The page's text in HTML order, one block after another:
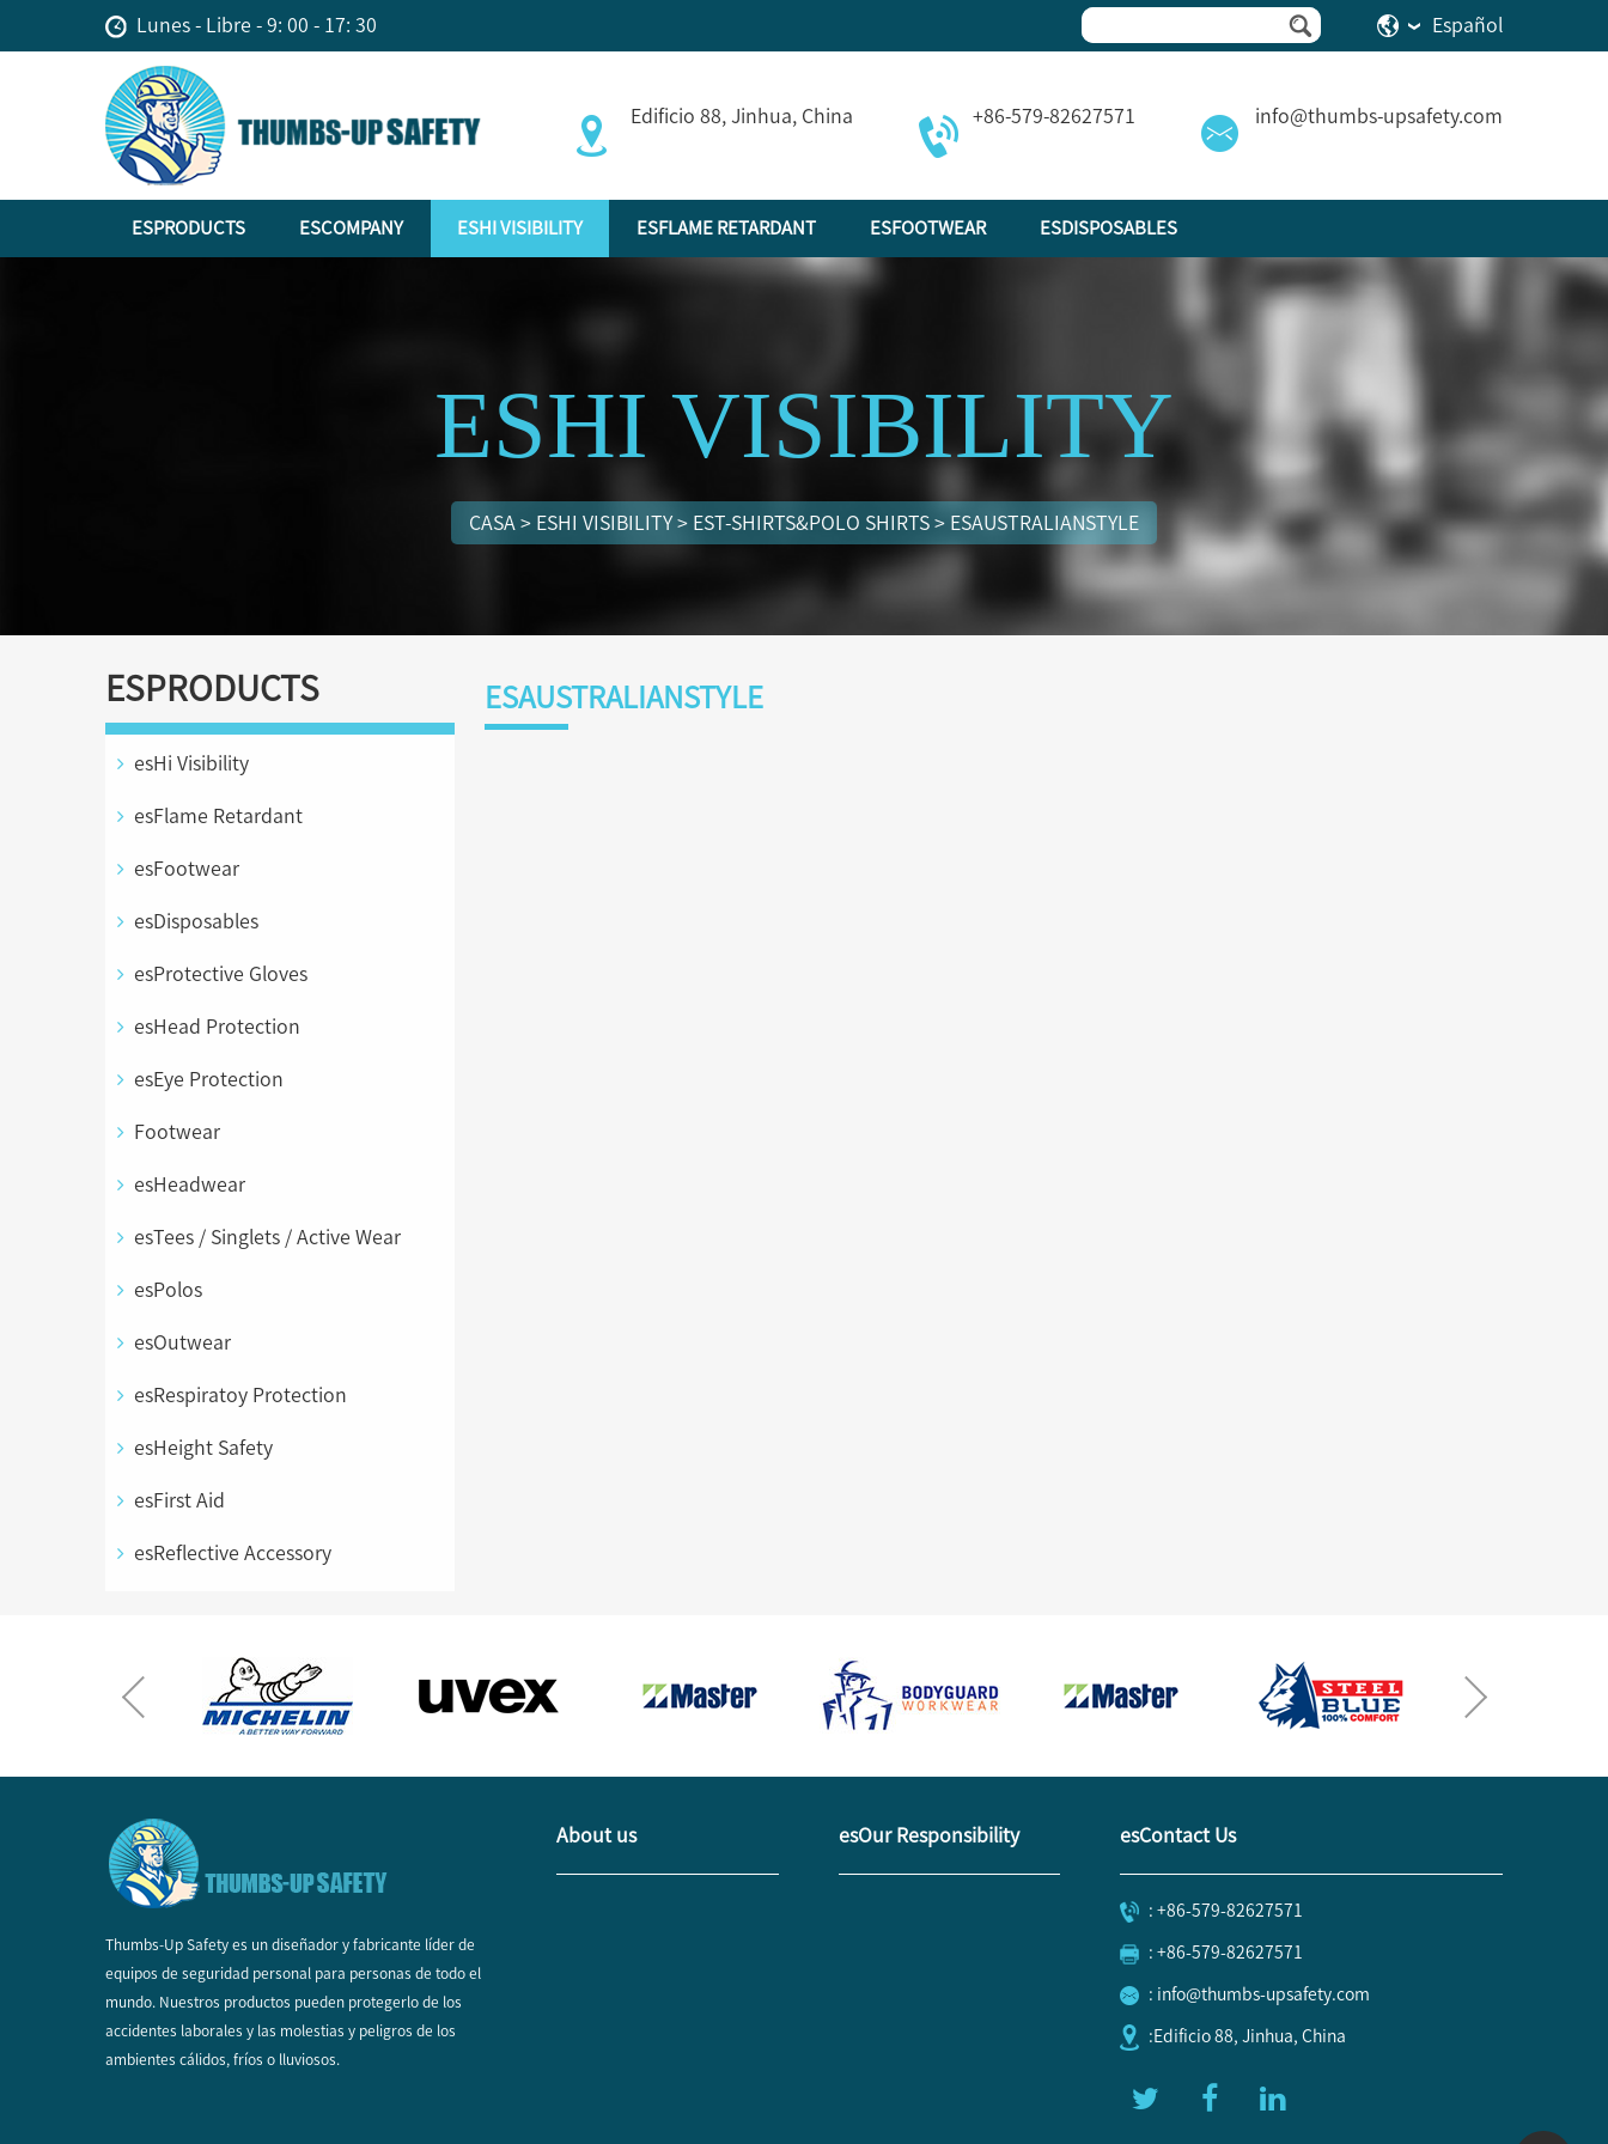
Lunes - Libre - 9: 00 - 17: 30 Español
Edificio 88, Jinhua, China +86-579-82627571 info@thumbs-upsafety.com
ESPRODUCTS ESCOMPANY ESHI VISIBILITY ESFLAME RETARDANT ESFOOTWEAR ESDISPOSABLES
ESHI VISIBILITY
CASA > ESHI VISIBILITY> EST-SHIRTS&POLO SHIRTS > ESAUSTRALIANSTYLE
ESPRODUCTS
esHi Visibility
esFlame Retardant
esFootwear
esDisposables
esProtective Gloves
esHead Protection
esEye Protection
Footwear
esHeadwear
esTees / Singlets / Active Wear
esPolos
esOutwear
esRespiratoy Protection
esHeight Safety
esFirst Aid
esReflective Accessory
ESAUSTRALIANSTYLE
Thumbs-Up Safety es un diseñador y fabricante líder de
equipos de seguridad personal para personas de todo el
mundo. Nuestros productos pueden protegerlo de los
accidentes laborales y las molestias y peligros de los
ambientes cálidos, fríos o lluviosos.
About us esOur Responsibility esContact Us
: +86-579-82627571
: +86-579-82627571
: info@thumbs-upsafety.com
:Edificio 88, Jinhua, China